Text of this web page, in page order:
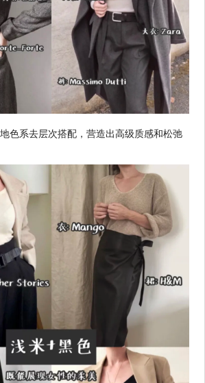
色系去层次搭配，营造出高级质感和松弛